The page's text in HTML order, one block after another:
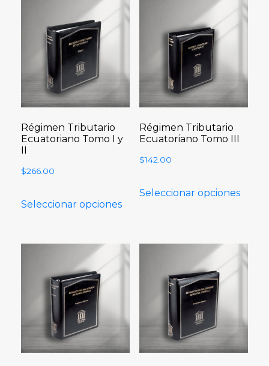
Régimen Tributario
Ecuatoriano Tomo I y
II
$266.00
Seleccionar opciones
Régimen Tributario
Ecuatoriano Tomo III
$142.00
Seleccionar opciones